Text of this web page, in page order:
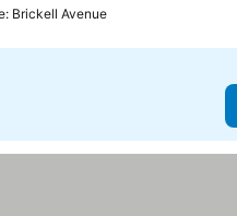
Brickell Avenue